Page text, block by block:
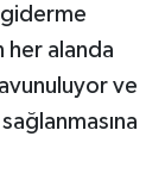
giderme
her alanda
ve